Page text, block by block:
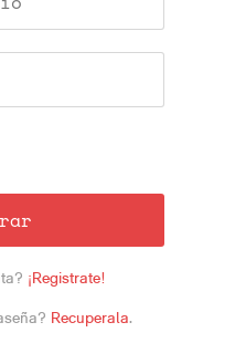
¡Registrate!
Recuperala.